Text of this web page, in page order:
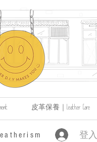
皮革保養｜Leather Care
登入